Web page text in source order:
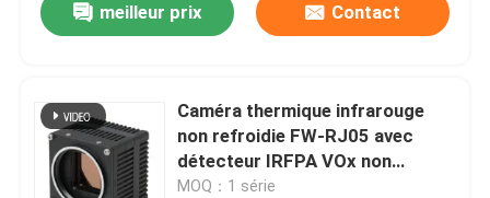
meilleur prix Contact
Caméra thermique infrarouge
non refroidie FW-RJ05 avec
détecteur IRFPA VOx non
refroidi à pas de pixel de 12 µm
MOQ：1 série